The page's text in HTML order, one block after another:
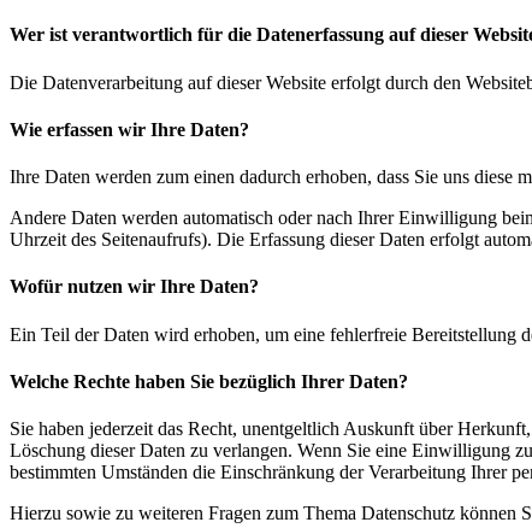
Wer ist verantwortlich für die Datenerfassung auf dieser
Die Datenverarbeitung auf dieser Website erfolgt durch den
Wie erfassen wir Ihre Daten?
Ihre Daten werden zum einen dadurch erhoben, dass Sie uns
Andere Daten werden automatisch oder nach Ihrer Einwilligung
Uhrzeit des Seitenaufrufs). Die Erfassung dieser Daten erfolgt
Wofür nutzen wir Ihre Daten?
Ein Teil der Daten wird erhoben, um eine fehlerfreie Bereitstellung
Welche Rechte haben Sie bezüglich Ihrer Daten?
Sie haben jederzeit das Recht, unentgeltlich Auskunft über
Löschung dieser Daten zu verlangen. Wenn Sie eine Einwilligung
bestimmten Umständen die Einschränkung der Verarbeitung Ihrer
Hierzu sowie zu weiteren Fragen zum Thema Datenschutz können